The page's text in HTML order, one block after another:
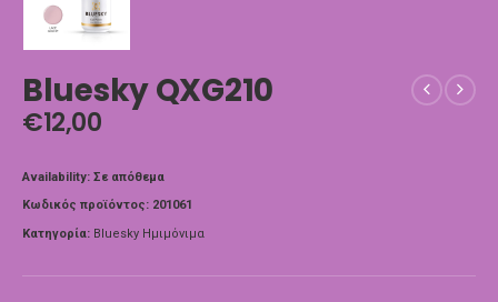
Bluesky QXG210
€12,00
Availability: Σε απόθεμα
Κωδικός προϊόντος: 201061
Κατηγορία: Bluesky Ημιμόνιμα